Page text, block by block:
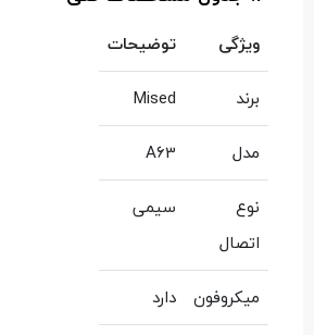
ویژگی
توضیحات
برند
Mised
مدل
A63
نوع
اتصال
سیمی
میکروفون
دارد